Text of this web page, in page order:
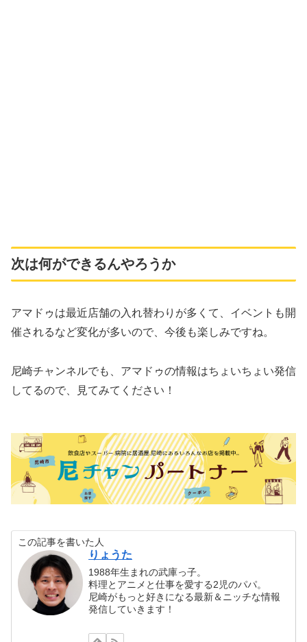
次は何ができるんやろうか
アマドゥは最近店舗の入れ替わりが多くて、イベントも開
催されるなど変化が多いので、今後も楽しみですね。
尼崎チャンネルでも、アマドゥの情報はちょいちょい発信
してるので、見てみてください！
この記事を書いた人
りょうた
1988年生まれの武庫っ子。
料理とアニメと仕事を愛する2児のパパ。
尼崎がもっと好きになる最新＆ニッチな情報
発信していきます！